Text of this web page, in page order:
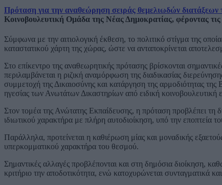
Πρόταση για την αναθεώρηση σειράς θεμελιωδών διατάξεων
Κοινοβουλευτική Ομάδα της Νέας Δημοκρατίας, φέροντας
Σύμφωνα με την αιτιολογική έκθεση, το πολιτικό στίγμα της
καταστατικού χάρτη της χώρας, ώστε να ανταποκρίνεται
Στο επίκεντρο της αναθεωρητικής πρότασης βρίσκονται
περιλαμβάνεται η ριζική αναμόρφωση της διαδικασίας
συμμετοχή της Δικαιοσύνης και κατάργηση της αρμοδιότητας
ηγεσίας των Ανωτάτων Δικαστηρίων από ειδική κοινοβουλευτική
Στον τομέα της Ανώτατης Εκπαίδευσης, η πρόταση προβλέπει τη
ιδιωτικού χαρακτήρα με πλήρη αυτοδιοίκηση, υπό την
Παράλληλα, προτείνεται η καθιέρωση μίας και μοναδικής
υπερκομματικού χαρακτήρα του θεσμού.
Σημαντικές αλλαγές προβλέπονται και στη δημόσια διοίκηση,
κριτήριο την αποδοτικότητα, ενώ κατοχυρώνεται συνταγματικά